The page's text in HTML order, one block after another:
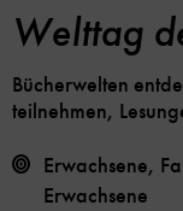
Welttag
Bücherwelten
teilnehmen,
Erwachsene,
Erwachsene